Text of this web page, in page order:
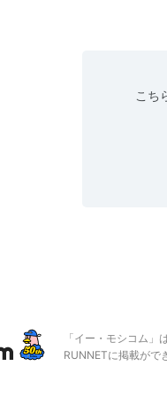
こち
「イー・モシコム
RUNNETに掲載がで